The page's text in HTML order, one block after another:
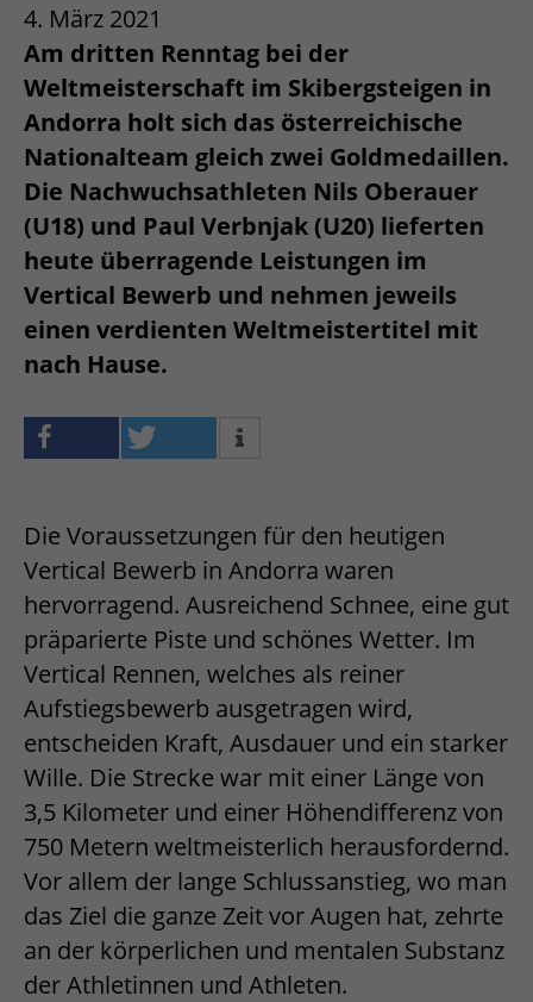
4. März 2021
Am dritten Renntag bei der
Weltmeisterschaft im Skibergsteigen in
Andorra holt sich das österreichische
Nationalteam gleich zwei Goldmedaillen.
Die Nachwuchsathleten Nils Oberauer
(U18) und Paul Verbnjak (U20) lieferten
heute überragende Leistungen im
Vertical Bewerb und nehmen jeweils
einen verdienten Weltmeistertitel mit
nach Hause.
Die Voraussetzungen für den heutigen
Vertical Bewerb in Andorra waren
hervorragend. Ausreichend Schnee, eine gut
präparierte Piste und schönes Wetter. Im
Vertical Rennen, welches als reiner
Aufstiegsbewerb ausgetragen wird,
entscheiden Kraft, Ausdauer und ein starker
Wille. Die Strecke war mit einer Länge von
3,5 Kilometer und einer Höhendifferenz von
750 Metern weltmeisterlich herausfordernd.
Vor allem der lange Schlussanstieg, wo man
das Ziel die ganze Zeit vor Augen hat, zehrte
an der körperlichen und mentalen Substanz
der Athletinnen und Athleten.